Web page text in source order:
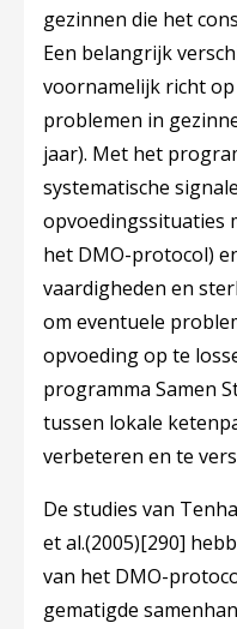
gezinnen die het
Een belangrijk
voornamelijk richt
problemen in
jaar). Met het
systematische
opvoedingssituaties
het DMO-protocol)
vaardigheden en
om eventuele
opvoeding op te
programma Samen
tussen lokale
verbeteren en te
De studies van
et al.(2005)[290]
van het DMO-
gematigde